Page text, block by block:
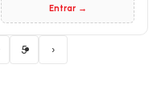
Entrar →
5 ›